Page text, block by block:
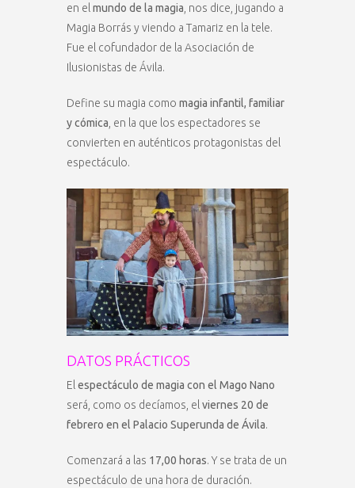
en el mundo de la magia , nos dice, jugando a
Magia Borrás y viendo a Tamariz en la tele.
Fue el cofundador de la Asociación de
Ilusionistas de Ávila.
Define su magia como magia infantil, familiar
y cómica , en la que los espectadores se
convierten en auténticos protagonistas del
espectáculo.
DATOS PRÁCTICOS
El espectáculo de magia con el Mago Nano
será, como os decíamos, el viernes 20 de
febrero en el Palacio Superunda de Ávila.
Comenzará a las 17,00 horas. Y se trata de un
espectáculo de una hora de duración.